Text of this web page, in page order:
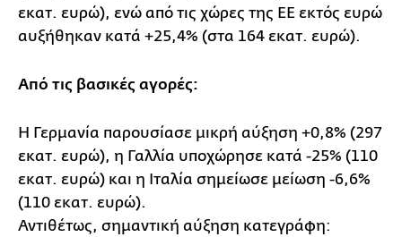
εκατ. ευρώ), ενώ από τις χώρες της ΕΕ εκτός ευρώ
αυξήθηκαν κατά +25,4% (στα 164 εκατ. ευρώ).
Από τις βασικές αγορές:
Η Γερμανία παρουσίασε μικρή αύξηση +0,8% (297
εκατ. ευρώ), η Γαλλία υποχώρησε κατά -25% (110
εκατ. ευρώ) και η Ιταλία σημείωσε μείωση -6,6%
(110 εκατ. ευρώ).
Αντιθέτως, σημαντική αύξηση κατεγράφη: